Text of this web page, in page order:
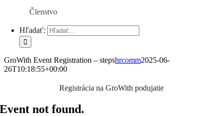
Členstvo
Hľadať:
GroWith Event Registration – stepshrcomm2025-06-
26T10:18:55+00:00
Registrácia na GroWith podujatie
Event not found.